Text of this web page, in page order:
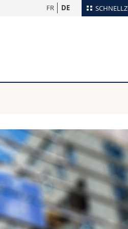
Webmail
FR DE